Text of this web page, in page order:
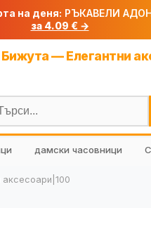
на деня: РЪКАВЕЛИ
за 4.09 € →
— Елегантни
Блог
🧮 Калкулатори
🔍 Намери продукт
🎁 Подарък
дамски часовници
аксесоари|100